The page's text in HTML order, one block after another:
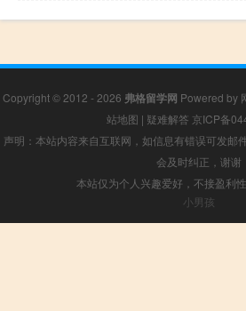
Copyright © 2012 - 2026 弗格留学网 Powered by
站地图 | 疑难解答 京ICP备
声明：本站内容来自互联网，如信息有错误可发邮
会及时纠正，谢谢
本站仅为个人兴趣爱好，不接盈利
小男孩